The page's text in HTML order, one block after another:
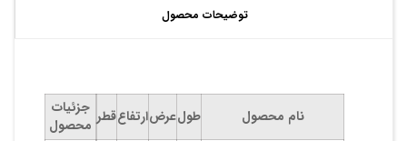
توضیحات محصول
نام محصول طولعرضارتفاعقطر جزئیات
محصول